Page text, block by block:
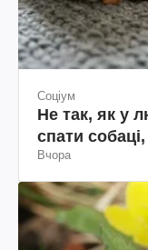
Соціум
Не так, як у
спати
Вчора